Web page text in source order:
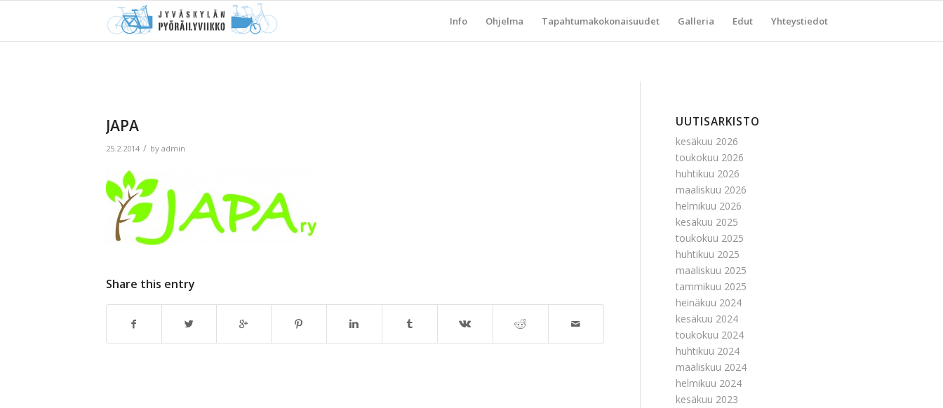
Info Ohjelma Tapahtumakokonaisuudet Galleria Edut Yhteystiedot
JAPA
25.2.2014 / by admin
Share this entry
UUTISARKISTO
kesäkuu 2026
toukokuu 2026
huhtikuu 2026
maaliskuu 2026
helmikuu 2026
kesäkuu 2025
toukokuu 2025
huhtikuu 2025
maaliskuu 2025
tammikuu 2025
heinäkuu 2024
kesäkuu 2024
toukokuu 2024
huhtikuu 2024
maaliskuu 2024
helmikuu 2024
kesäkuu 2023